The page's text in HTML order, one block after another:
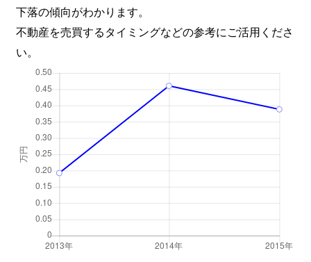
下落の傾向がわかります。
不動産を売買するタイミングなどの参考にご活用くださ
い。